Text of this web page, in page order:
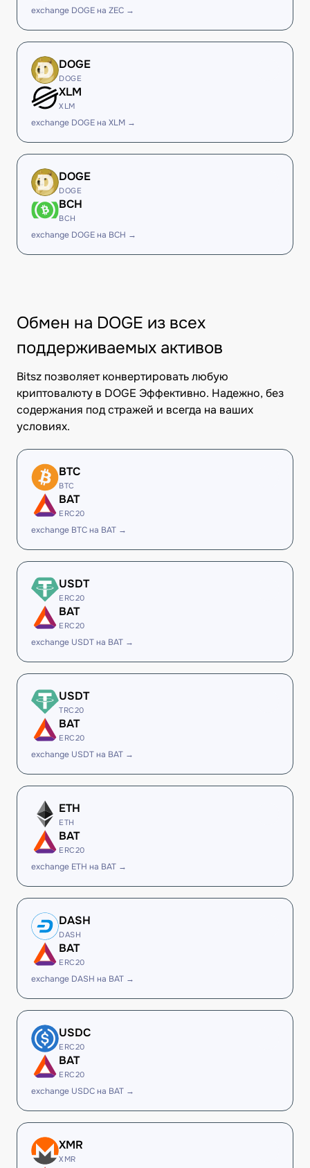
exchange DOGE на ZEC →
DOGE
DOGE
XLM
XLM
exchange DOGE на XLM →
DOGE
DOGE
BCH
BCH
exchange DOGE на BCH →
Обмен на DOGE из всех
поддерживаемых активов
Bitsz позволяет конвертировать любую
криптовалюту в DOGE Эффективно. Надежно, без
содержания под стражей и всегда на ваших
условиях.
BTC
BTC
BAT
ERC20
exchange BTC на BAT →
USDT
ERC20
BAT
ERC20
exchange USDT на BAT →
USDT
TRC20
BAT
ERC20
exchange USDT на BAT →
ETH
ETH
BAT
ERC20
exchange ETH на BAT →
DASH
DASH
BAT
ERC20
exchange DASH на BAT →
USDC
ERC20
BAT
ERC20
exchange USDC на BAT →
XMR
XMR